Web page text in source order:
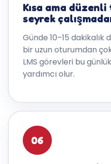
Kısa ama
seyrek
Günde 10–15
bir uzun oturumdan
LMS görevleri bu
yardımcı olur.
06